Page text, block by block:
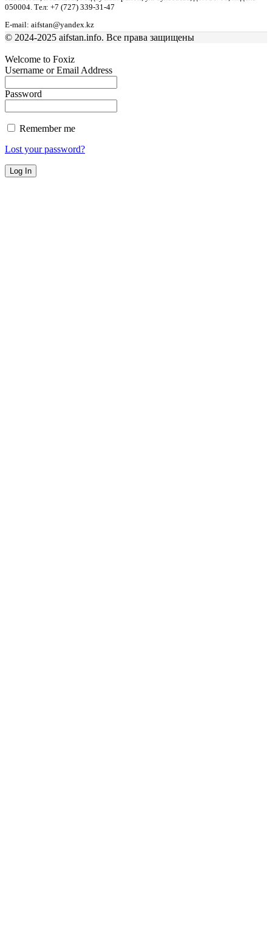
050004. Тел: +7 (727) 339-31-47
E-mail: aifstan@yandex.kz
© 2024-2025 aifstan.info. Все права защищены
Welcome to Foxiz
Username or Email Address
Password
Remember me
Lost your password?